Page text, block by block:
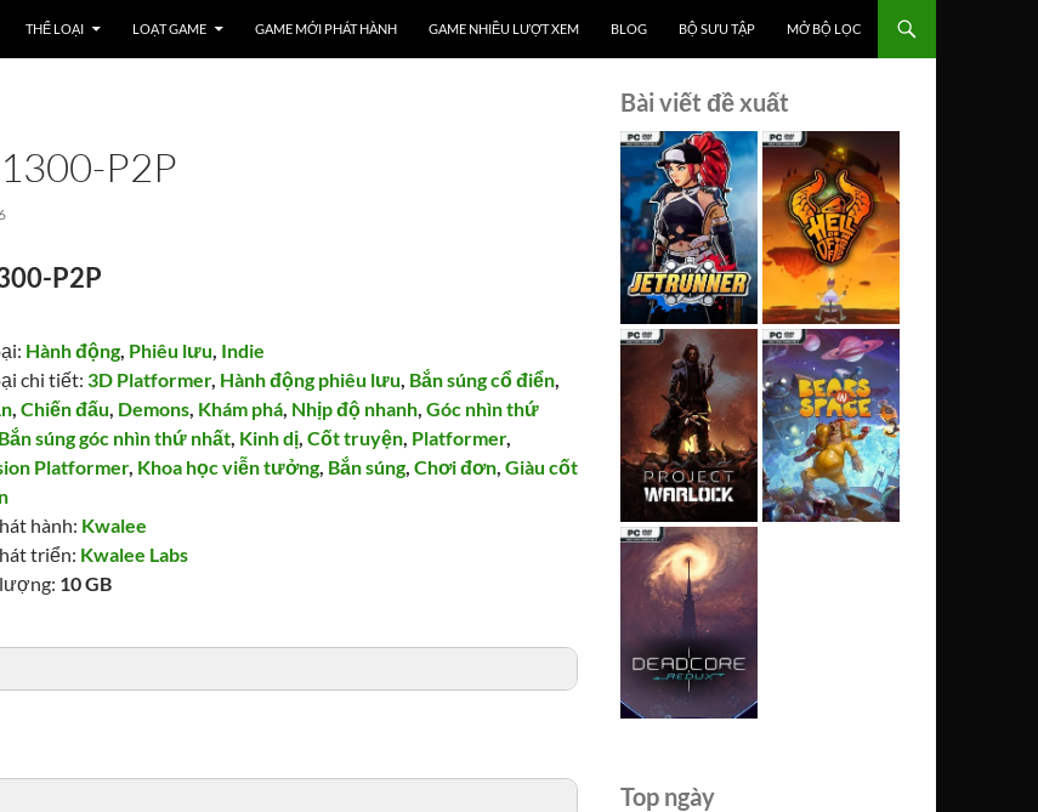
THỂ LOẠI LOẠT GAME GAME MỚI PHÁT HÀNH GAME NHIỀU LƯỢT XEM BLOG BỘ SƯU TẬP MỞ BỘ LỌC
P2P
P2P
Hành động, Phiêu lưu, Indie
chi tiết: 3D Platformer, Hành động phiêu lưu, Bắn súng cổ điển,
,Chiến đấu, Demons, Khám phá, Nhịp độ nhanh,Góc nhìn thứ
Bắn súng góc nhìn thứ nhất, Kinh dị,Cốt truyện, Platformer,
Platformer, Khoa học viễn tưởng, Bắn súng,Chơi đơn,Giàu cốt
hành: Kwalee
triển: Kwalee Labs
10 GB
Bài viết đề xuất
Top ngày